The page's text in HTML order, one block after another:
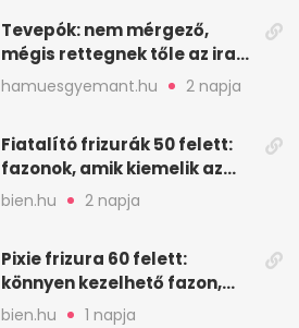
Tevepók: nem mérgező,
mégis rettegnek tőle az iraki
sivatagban
hamuesgyemant.hu 2 napja
Fiatalító frizurák 50 felett:
fazonok, amik kiemelik az
arcodat
bien.hu 2 napja
Pixie frizura 60 felett:
könnyen kezelhető fazon,
ami karaktert ad
bien.hu 1 napja